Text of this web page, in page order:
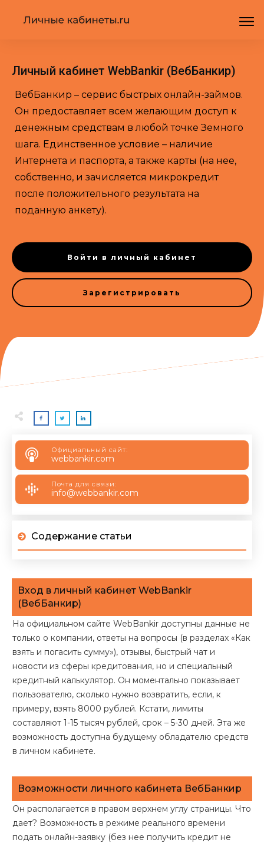
Личный кабинет WebBankir (ВебБанкир)
ВебБанкир – сервис быстрых онлайн-займов.
Он предоставляет всем желающим доступ к
денежным средствам в любой точке Земного
шага. Единственное условие – наличие
Интернета и паспорта, а также карты (на нее,
собственно, и зачисляется микрокредит
после положительного результата на
поданную анкету).
Войти в личный кабинет
Зарегистрировать
Официальный сайт:
webbankir.com
Почта для связи:
info@webbankir.com
Содержание статьи
Вход в личный кабинет WebBankir
(ВебБанкир)
На официальном сайте WebBankir доступны данные не
только о компании, ответы на вопросы (в разделах «Как
взять и погасить сумму»), отзывы, быстрый чат и
новости из сферы кредитования, но и специальный
кредитный калькулятор. Он моментально показывает
пользователю, сколько нужно возвратить, если, к
примеру, взять 8000 рублей. Кстати, лимиты
составляют 1-15 тысяч рублей, срок – 5-30 дней. Эта же
возможность доступна будущему обладателю средств
в личном кабинете.
Возможности личного кабинета ВебБанкир
Он располагается в правом верхнем углу страницы. Что
дает? Возможность в режиме реального времени
подать онлайн-заявку (без нее получить кредит не